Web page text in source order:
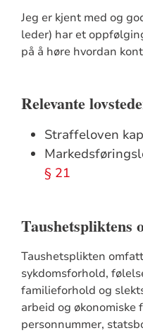
Jeg er kjent med og
leder) har et
på å høre hvordan
Relevante
Straffeloven
§ 21
Taushetspliktens
Taushetsplikten
sykdomsforhold,
familieforhold og
arbeid og økonomiske
personnummer,